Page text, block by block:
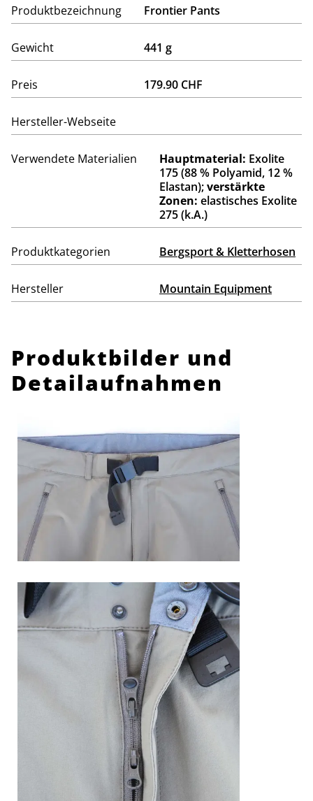
Produktbezeichnung Frontier Pants
Gewicht 441 g
Preis 179.90 CHF
Hersteller-Webseite
Verwendete Materialien Hauptmaterial: Exolite
175 (88 % Polyamid, 12 %
Elastan);verstärkte
Zonen: elastisches Exolite
275 (k.A.)
Produktkategorien Bergsport & Kletterhosen
Hersteller Mountain Equipment
Produktbilder und
Detailaufnahmen